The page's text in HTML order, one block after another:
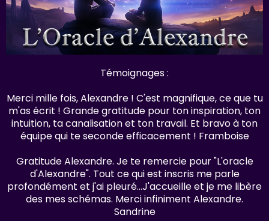
Témoignages :
Merci mille fois, Alexandre ! C'est magnifique, ce que tu
m'as écrit ! Grande gratitude pour ton inspiration, ton
intuition, ta canalisation et ton travail. Et bravo à ton
équipe qui te seconde efficacement ! Framboise
Gratitude Alexandre. Je te remercie pour "L'oracle
d'Alexandre". Tout ce qui est inscris me parle
profondément et j'ai pleuré...J'accueille et je me libère
des mes schémas. Merci infiniment Alexandre.
Sandrine